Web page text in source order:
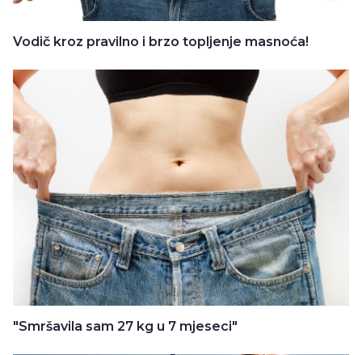
Vodič kroz pravilno i brzo topljenje masnoća!
"Smršavila sam 27 kg u 7 mjeseci"